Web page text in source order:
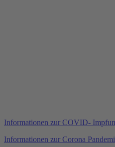
Informationen zur COVID-
Informationen zur Corona